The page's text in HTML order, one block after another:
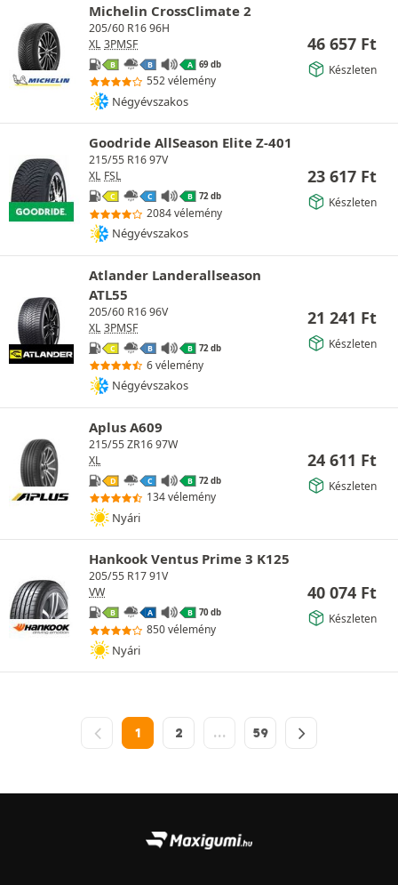
Michelin CrossClimate 2
205/60 R16 96H
XL 3PMSF
B B A 69 db
552 vélemény
Négyévszakos
46 657 Ft
Készleten
Goodride AllSeason Elite Z-401
215/55 R16 97V
XL FSL
C C B 72 db
2084 vélemény
Négyévszakos
23 617 Ft
Készleten
Atlander Landerallseason
ATL55
205/60 R16 96V
XL 3PMSF
C B B 72 db
6 vélemény
Négyévszakos
21 241 Ft
Készleten
Aplus A609
215/55 ZR16 97W
XL
D C B 72 db
134 vélemény
Nyári
24 611 Ft
Készleten
Hankook Ventus Prime 3 K125
205/55 R17 91V
VW
B A B 70 db
850 vélemény
Nyári
40 074 Ft
Készleten
1 2 … 59